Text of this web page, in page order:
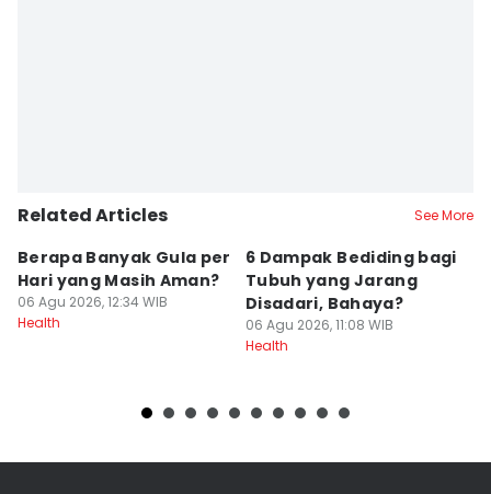
Related Articles See More
Berapa Banyak Gula per
Hari yang Masih Aman?
06 Agu 2026, 12:34 WIB
Health
6 Dampak Bediding bagi
Tubuh yang Jarang
Disadari, Bahaya?
06 Agu 2026, 11:08 WIB
Health